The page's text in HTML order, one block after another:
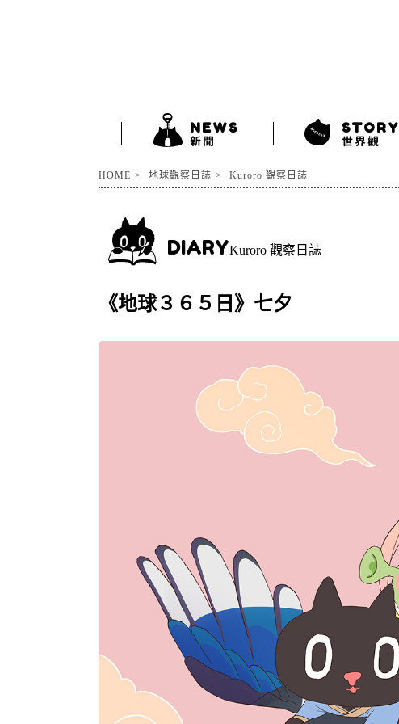
NEWS
新聞
STORY
世界觀
HOME 地球觀察日誌 Kuroro 觀察日誌
DIARYKuroro 觀察日誌
《地球３６５日》七夕